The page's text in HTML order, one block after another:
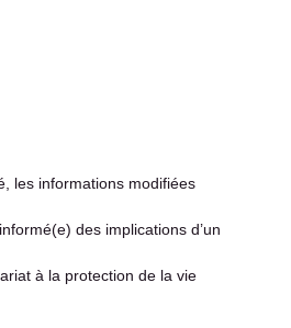
les informations modifiées
des implications d’un
à la protection de la vie